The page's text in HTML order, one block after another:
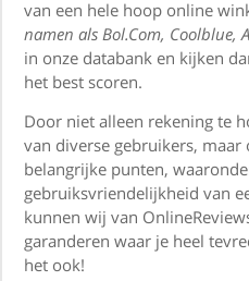
van een hele hoop online
namen als Bol.Com, Coolblue,
in onze databank en kijken
het best scoren.
Door niet alleen rekening te
van diverse gebruikers,
belangrijke punten,
gebruiksvriendelijkheid van
kunnen wij van
garanderen waar je heel
het ook!